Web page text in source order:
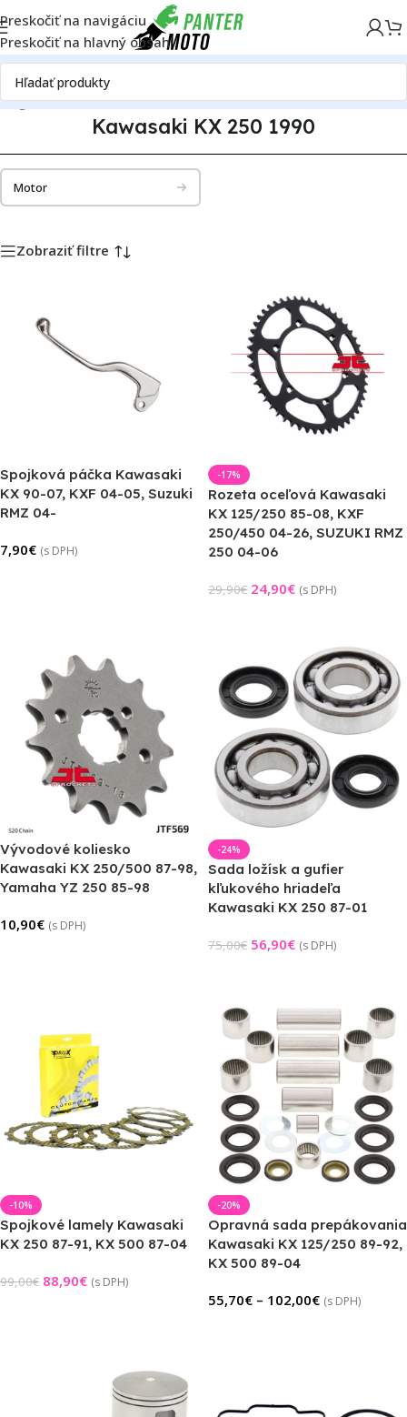
Preskočiť na navigáciu
Preskočiť na hlavný obsah
motoriekKawasakiKawasaki KX 250Kawasaki KX 250 1990
Kawasaki KX 250 1990
Motor
Zobraziť filtre
Spojková páčka Kawasaki
KX 90-07, KXF 04-05, Suzuki
RMZ 04-
7,90€ (s DPH)
-17%
Rozeta oceľová Kawasaki
KX 125/250 85-08, KXF
250/450 04-26, SUZUKI RMZ
250 04-06
29,90€ 24,90€ (s DPH)
Vývodové koliesko
Kawasaki KX 250/500 87-98,
Yamaha YZ 250 85-98
10,90€ (s DPH)
-24%
Sada ložísk a gufier
kľukového hriadeľa
Kawasaki KX 250 87-01
75,00€ 56,90€ (s DPH)
-10%
Spojkové lamely Kawasaki
KX 250 87-91, KX 500 87-04
99,00€ 88,90€ (s DPH)
-20%
Opravná sada prepákovania
Kawasaki KX 125/250 89-92,
KX 500 89-04
55,70€ – 102,00€ (s DPH)